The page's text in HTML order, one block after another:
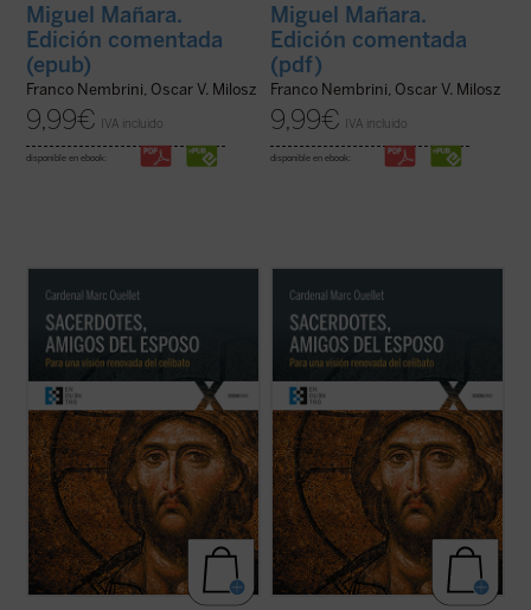
Miguel Mañara.
Edición comentada
(epub)
Franco Nembrini, Oscar V. Milosz
9,99€ IVA incluido
disponible en ebook:
Miguel Mañara.
Edición comentada
(pdf)
Franco Nembrini, Oscar V. Milosz
9,99€ IVA incluido
disponible en ebook:
Obispos reflexiona sobre la renovación
sacerdotal en unos tiempos en los que «los
escándalos, las humillaciones y el desgaste
han sumido al clero en un estado de
vulnerabilidad, si no de desconcierto, ...
Obispos reflexiona sobre la renovación
sacerdotal en unos tiempos en los que «los
escándalos, las humillaciones y el desgaste
han sumido al clero en un estado de
vulnerabilidad, si no de desconcierto, ...